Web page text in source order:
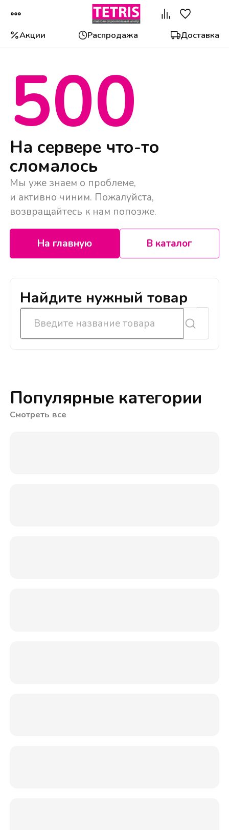
Акции Распродажа Доставка
500
На сервере что-то
сломалось
Мы уже знаем о проблеме,
и активно чиним. Пожалуйста,
возвращайтесь к нам попозже.
На главную В каталог
Найдите нужный товар
Популярные категории
Смотреть все